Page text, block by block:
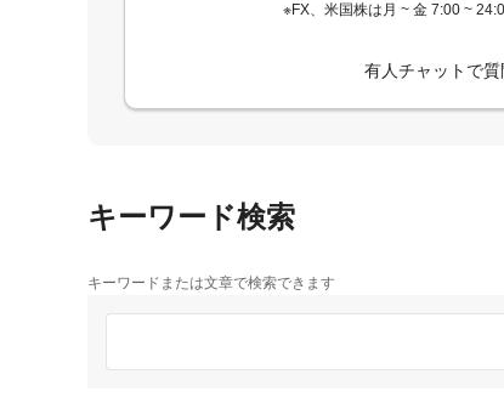
※FX、米国株は月 ~ 金 7:00 ~
有人チャットで質
キーワード検索
キーワードまたは文章で検索できます